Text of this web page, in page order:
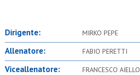
Dirigente: MIRKO PEPE
Allenatore: FABIO PERETTI
Viceallenatore: FRANCESCO AIELLO